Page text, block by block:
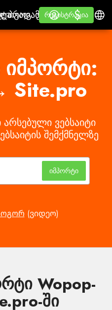
პროგ. უზრ.
პროგ. უზრ.
გადამყიდველებისთვის
ᲗᲔᲗᲠᲘ ᲚᲔᲘᲑᲚᲘ
Ვისწავლოთ
Ვისწავლოთ
რეგისტრაცია
რეგისტრაცია
შესვლა$
$
იმპორტი:
Site.pro
ვებსაიტი
შემქმნელზე
იმპორტი
(ვიდეო)
Wopop-
ში